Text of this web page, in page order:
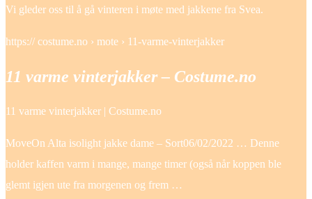
Vi gleder oss til å gå vinteren i møte med jakkene fra Svea.
https:// costume.no › mote › 11-varme-vinterjakker
11 varme vinterjakker – Costume.no
11 varme vinterjakker | Costume.no
MoveOn Alta isolight jakke dame – Sort06/02/2022 … Denne
holder kaffen varm i mange, mange timer (også når koppen ble
glemt igjen ute fra morgenen og frem …